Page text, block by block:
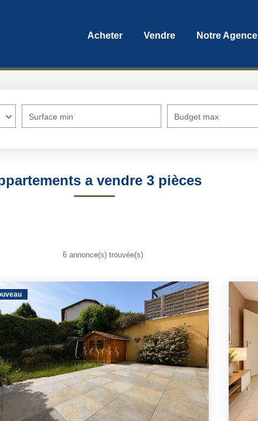
Acheter Vendre Notre Agence
Surface min Budget max
a vendre 3 pièces
6 annonce(s) trouvée(s)